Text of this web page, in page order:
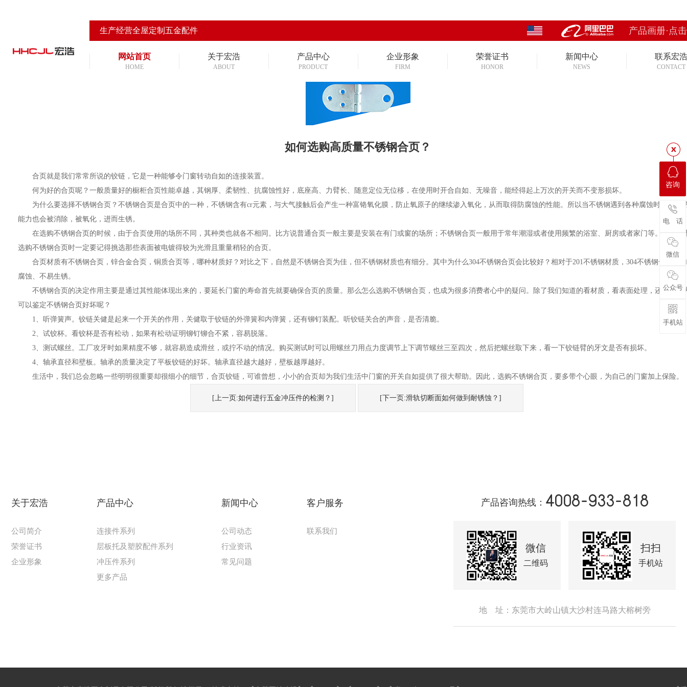
生产经营全屋定制五金配件 产品画册·点
网站首页
HOME
关于宏浩
ABOUT
产品中心
PRODUCT
企业形象
FIRM
荣誉证书
HONOR
新闻中心
NEWS
联系宏浩
CONTACT
-> 如何选购高质量不锈钢合页？
如何选购高质量不锈钢合页？
合页就是我们常常所说的铰链，它是一种能够令门窗转动自如的连接装置。
何为好的合页呢？一般质量好的橱柜合页性能卓越，其钢厚、柔韧性、抗腐蚀性好，底座高、力臂长、随意定位无位移，在使用时开合自如、无噪音，能经得起上万次的开关而不变形损坏。
为什么要选择不锈钢合页？不锈钢合页是合页中的一种，不锈钢含有cr元素，与大气接触后会产生一种富铬氧化膜，防止氧原子的继续渗入氧化，从而取得防腐蚀的性能。所以当不锈钢遇到各种腐蚀时，它的
能力也会被消除，被氧化，进而生锈。
在选购不锈钢合页的时候，由于合页使用的场所不同，其种类也就各不相同。比方说普通合页一般主要是安装在有门或窗的场所；不锈钢合页一般用于常年潮湿或者使用频繁的浴室、厨房或者家门等。去五金
选购不锈钢合页时一定要记得挑选那些表面被电镀得较为光滑且重量稍轻的合页。
合页材质有不锈钢合页，锌合金合页，铜质合页等，哪种材质好？对比之下，自然是不锈钢合页为佳，但不锈钢材质也有细分。其中为什么304不锈钢合页会比较好？相对于201不锈钢材质，304不锈钢合页更
腐蚀、不易生锈。
不锈钢合页的决定作用主要是通过其性能体现出来的，要延长门窗的寿命首先就要确保合页的质量。那么怎么选购不锈钢合页，也成为很多消费者心中的疑问。除了我们知道的看材质，看表面处理，还有什么
可以鉴定不锈钢合页好坏呢？
1、听弹簧声。铰链关健是起来一个开关的作用，关健取于铰链的外弹簧和内弹簧，还有铆钉装配。听铰链关合的声音，是否清脆。
2、试铰杯。看铰杯是否有松动，如果有松动证明铆钉铆合不紧，容易脱落。
3、测试螺丝。工厂攻牙时如果精度不够，就容易造成滑丝，或拧不动的情况。购买测试时可以用螺丝刀用点力度调节上下调节螺丝三至四次，然后把螺丝取下来，看一下铰链臂的牙文是否有损坏。
4、轴承直径和壁板。轴承的质量决定了平板铰链的好坏。轴承直径越大越好，壁板越厚越好。
生活中，我们总会忽略一些明明很重要却很细小的细节，合页铰链，可谁曾想，小小的合页却为我们生活中门窗的开关自如提供了很大帮助。因此，选购不锈钢合页，要多带个心眼，为自己的门窗加上保险。
[上一页:如何进行五金冲压件的检测？] [下一页:滑轨切断面如何做到耐锈蚀？]
关于宏浩
公司简介
荣誉证书
企业形象
产品中心
连接件系列
层板托及塑胶配件系列
冲压件系列
更多产品
新闻中心
公司动态
行业资讯
常见问题
客户服务
联系我们
产品咨询热线： 4008-933-818
微信
二维码
扫扫
手机站
地 址：东莞市大岭山镇大沙村连马路大榕树旁
咨询
电 话
微信
公众号
手机站